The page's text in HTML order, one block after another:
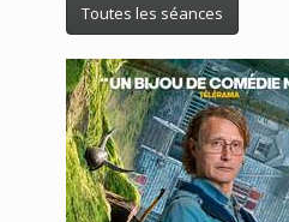
Toutes les séances